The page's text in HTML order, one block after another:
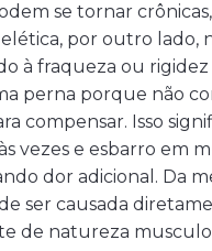
se tornar
por outro lado,
à fraqueza ou rigidez
perna porque não
compensar. Isso
vezes e esbarro em
dor adicional. Da
ser causada
de natureza